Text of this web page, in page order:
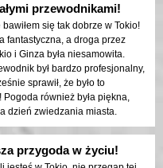
przewodnikami!
się tak dobrze w Tokio!
fantastyczna, a droga przez
i Ginza była niesamowita.
był bardzo profesjonalny,
sprawił, że było to
również była piękna,
dzień zwiedzania miasta.
przygoda w życiu!